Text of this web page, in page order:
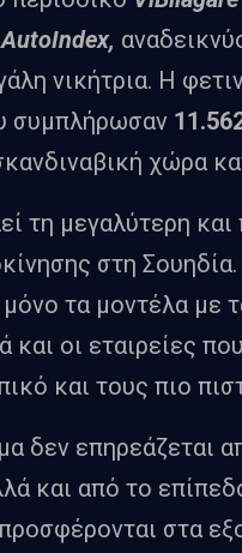
AutoIndex,
νικήτρια. Η
συμπλήρωσαν
χώρα
τη μεγαλύτερη
στη
τα μοντέλα με
και οι εταιρείες
και τους πιο
δεν επηρεάζεται
και από το
στα